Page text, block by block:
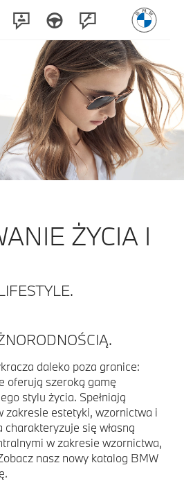
ŻYCIA I
daleko poza granice:
oferują szeroką gamę
stylu życia. Spełniają
zakresie estetyki, wzornictwa i
się własną
w zakresie wzornictwa,
nasz nowy katalog BMW